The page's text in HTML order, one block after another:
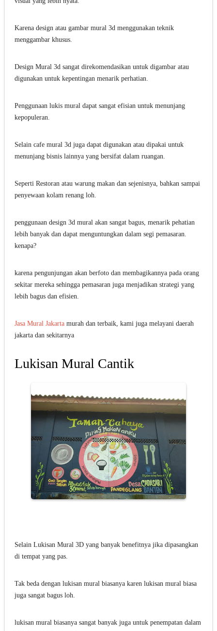
Karena design atau gambar mural 3d menggunakan teknik
menggambar khusus.
Design Mural 3d sangat direkomendasikan untuk digambar atau
digunakan untuk kepentingan menarik perhatian.
Penggunaan lukis mural dapat sangat efisian untuk menunjang
kepopuleran.
Selain cafe mural 3d juga dapat digunakan atau dipakai untuk
menunjang bisnis lainnya yang bersifat dalam ruangan.
Seperti Restoran atau warung makan dan sejenisnya, bahkan sampai
penyewaan kolam renang loh.
penggunaan design 3d mural akan sangat bagus, menarik pehatian
lebih banyak dan dapat menguntungkan dalam segi pemasaran.
kenapa?
karena pengunjungan akan berfoto dan membagikannya pada orang
sekitar mereka sehingga pemasaran juga menjadikan strategi yang
lebih bagus dan efisien.
Jasa Mural Jakarta murah dan terbaik, kami juga melayani daerah
jakarta dan sekitarnya
Lukisan Mural Cantik
Selain Lukisan Mural 3D yang banyak benefitnya jika dipasangkan
di tempat yang pas.
Tak beda dengan lukisan mural biasanya karen lukisan mural biasa
juga sangat bagus loh.
lukisan mural biasanya sangat banyak juga untuk penempatan dalam